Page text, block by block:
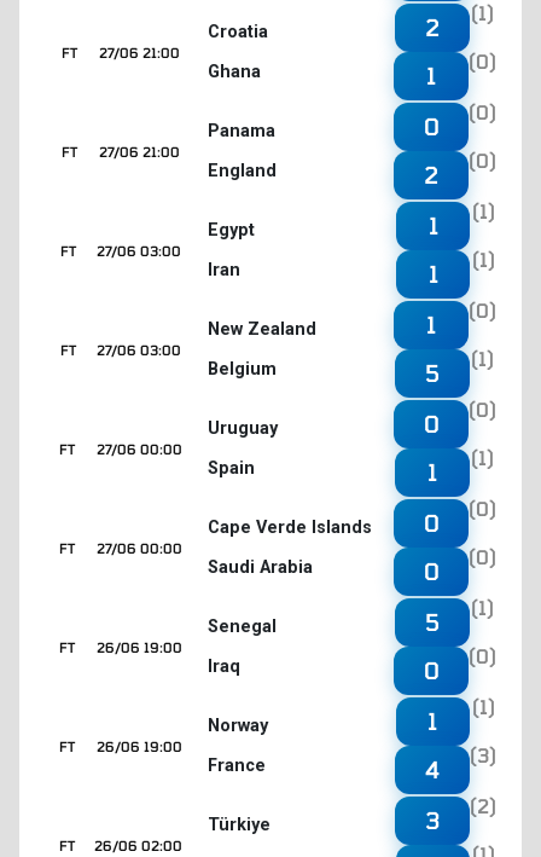
27/06 21:00
FT
Croatia
Ghana
2
(1)
1
(0)
27/06 21:00
FT
Panama
England
0
(0)
2
(0)
27/06 03:00
FT
Egypt
Iran
1
(1)
1
(1)
27/06 03:00
FT
New Zealand
Belgium
1
(0)
5
(1)
27/06 00:00
FT
Uruguay
Spain
0
(0)
1
(1)
27/06 00:00
FT
Cape Verde Islands
Saudi Arabia
0
(0)
0
(0)
26/06 19:00
FT
Senegal
Iraq
5
(1)
0
(0)
26/06 19:00
FT
Norway
France
1
(1)
4
(3)
26/06 02:00
FT
Türkiye
3
(2)